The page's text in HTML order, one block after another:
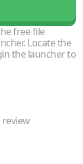
free file
Locate the
the launcher to
review